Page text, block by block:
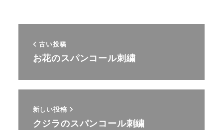
古い投稿
お花のスパンコール刺繍
新しい投稿
クジラのスパンコール刺繍